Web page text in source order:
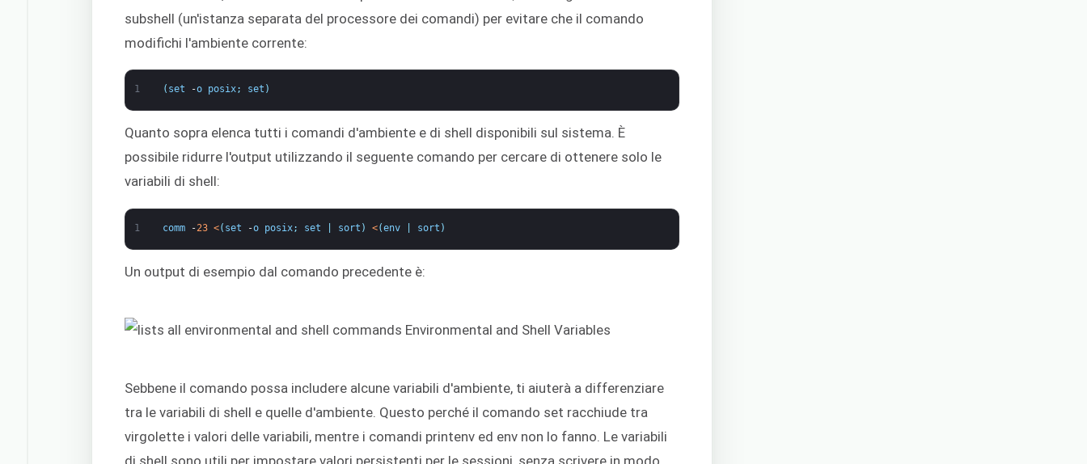
subshell (un'istanza separata del processore dei comandi) per evitare che il comando
modifichi l'ambiente corrente:
1 ( set -o posix; set )
Quanto sopra elenca tutti i comandi d'ambiente e di shell disponibili sul sistema. È
possibile ridurre l'output utilizzando il seguente comando per cercare di ottenere solo le
variabili di shell:
1 comm -23 <( set -o posix; set sort ) <(env sort )
Un output di esempio dal comando precedente è:
Sebbene il comando possa includere alcune variabili d'ambiente, ti aiuterà a differenziare
tra le variabili di shell e quelle d'ambiente. Questo perché il comando set racchiude tra
virgolette i valori delle variabili, mentre i comandi printenv ed env non lo fanno. Le variabili